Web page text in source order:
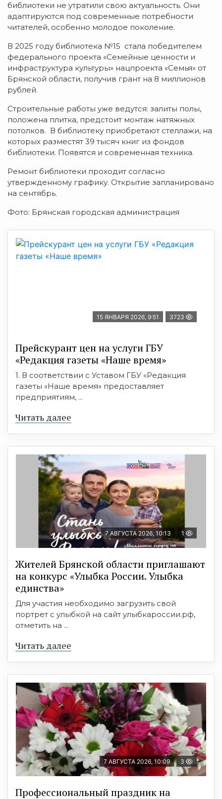
библиотеки не утратили свою актуальность. Они
адаптируются под современные потребности
читателей, особенно молодое поколение.
В 2025 году библиотека №15 стала победителем
федерального проекта «Семейные ценности и
инфраструктура культуры» нацпроекта «Семья» от
Брянской области, получив грант на 8 миллионов
рублей.
Строительные работы уже ведутся: залиты полы,
положена плитка, предстоит монтаж натяжных
потолков. В библиотеку приобретают стеллажи, на
которых разместят 39 тысяч книг из фондов
библиотеки. Появятся и современная техника.
Ремонт библиотеки проходит согласно
утвержденному графику. Открытие запланировано
на сентябрь.
Фото: Брянская городская администрация
15 ЯНВАРЯ 2026, 9:51 3723
Прейскурант цен на услуги ГБУ
«Редакция газеты «Наше время»
1. В соответствии с Уставом ГБУ «Редакция
газеты «Наше время» предоставляет
предприятиям, ...
Читать далее
7 АВГУСТА 2026, 10:13 1
Жителей Брянской области приглашают
на конкурс «Улыбка России. Улыбка
единства»
Для участия необходимо загрузить свой
портрет с улыбкой на сайт улыбкароссии.рф,
отметить на ...
Читать далее
7 АВГУСТА 2026, 10:09 3
Профессиональный праздник на